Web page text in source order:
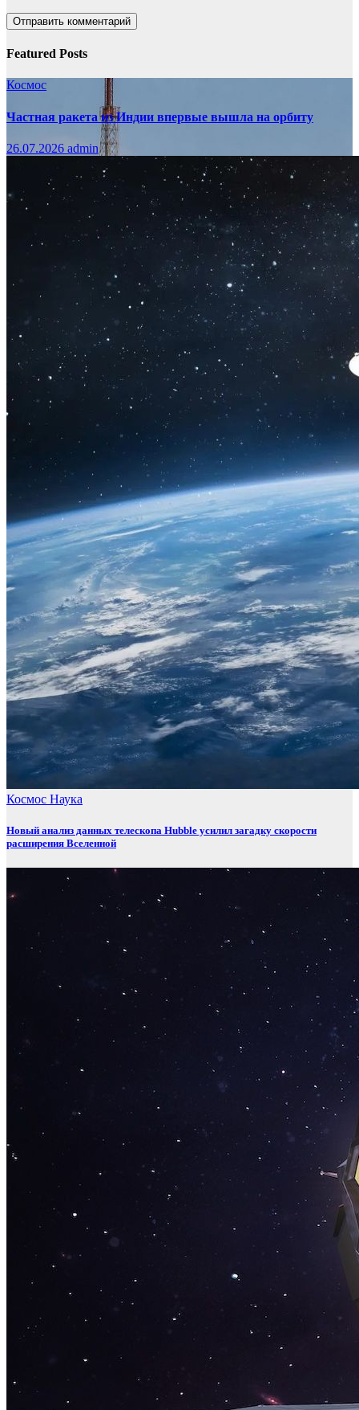
Featured Posts
Космос
Частная ракета из Индии впервые вышла на орбиту
26.07.2026 admin
Космос Наука
Новый анализ данных телескопа Hubble усилил загадку скорости
расширения Вселенной